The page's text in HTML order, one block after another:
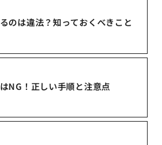
のは違法？知っておくべきこと
NG！正しい手順と注意点